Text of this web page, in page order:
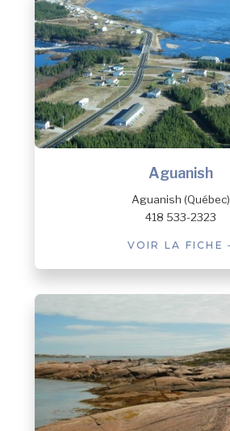
Aguanish
Aguanish (Québec)
418 533-2323
VOIR LA FICHE